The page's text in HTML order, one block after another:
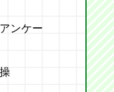
ンケー